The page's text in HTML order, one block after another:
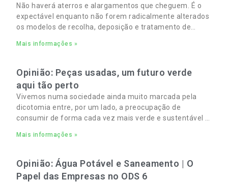
Não haverá aterros e alargamentos que cheguem. É o
expectável enquanto não forem radicalmente alterados
os modelos de recolha, deposição e tratamento de
Mais informações »
Opinião: Peças usadas, um futuro verde
aqui tão perto
Vivemos numa sociedade ainda muito marcada pela
dicotomia entre, por um lado, a preocupação de
consumir de forma cada vez mais verde e sustentável e,
e familiares cada vez mais apertados.
Mais informações »
Opinião: Água Potável e Saneamento | O
Papel das Empresas no ODS 6